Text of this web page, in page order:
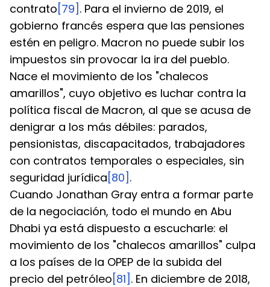
contrato [79] . Para el invierno de 2019, el
gobierno francés espera que las pensiones
estén en peligro. Macron no puede subir los
impuestos sin provocar la ira del pueblo.
Nace el movimiento de los "chalecos
amarillos", cuyo objetivo es luchar contra la
política fiscal de Macron, al que se acusa de
denigrar a los más débiles: parados,
pensionistas, discapacitados, trabajadores
con contratos temporales o especiales, sin
seguridad jurídica [80] .
Cuando Jonathan Gray entra a formar parte
de la negociación, todo el mundo en Abu
Dhabi ya está dispuesto a escucharle: el
movimiento de los "chalecos amarillos" culpa
a los países de la OPEP de la subida del
precio del petróleo [81] . En diciembre de 2018,